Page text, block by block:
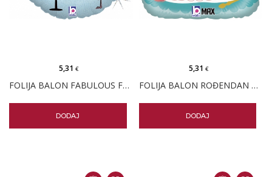
FOLIJA BALON FABULOUS FLAMINGO
5,31€
DODAJ
FOLIJA BALON ROĐENDAN KONFETI
5,31 €
DODAJ